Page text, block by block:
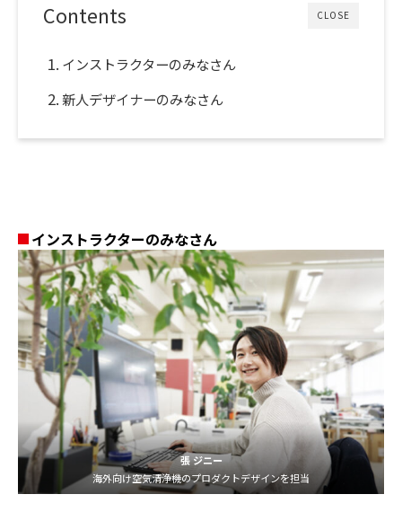
CLOSE
Contents
インストラクターのみなさん
新人デザイナーのみなさん
インストラクターのみなさん
張 ジニー
海外向け空気清浄機のプロダクトデザインを担当